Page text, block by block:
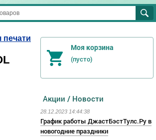
печати
Моя корзина
(пусто)
Акции / Новости
28.12.2023 14:44:38
График работы ДжастБэстТулс.Ру в
новогодние праздники